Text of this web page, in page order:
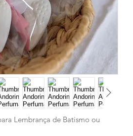
Lembrança de Batismo ou